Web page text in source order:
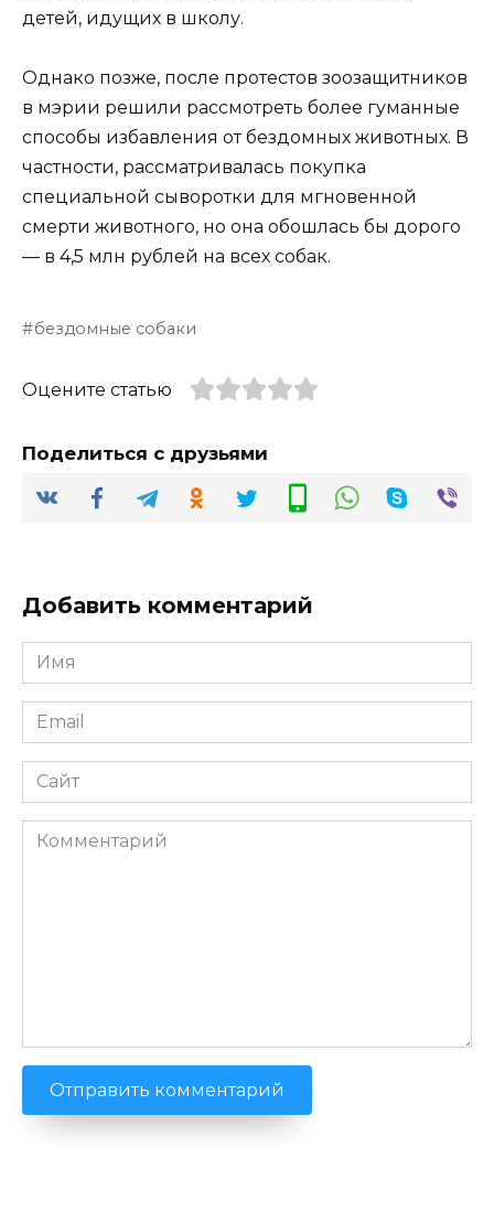
детей, идущих в школу.
Однако позже, после протестов зоозащитников
в мэрии решили рассмотреть более гуманные
способы избавления от бездомных животных. В
частности, рассматривалась покупка
специальной сыворотки для мгновенной
смерти животного, но она обошлась бы дорого
— в 4,5 млн рублей на всех собак.
бездомные собаки
Оцените статью
Поделиться с друзьями
Добавить комментарий
Имя
*
Email
*
Сайт
Комментарий